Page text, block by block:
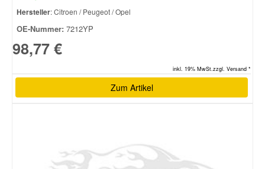
Hersteller: Citroen / Peugeot / Opel
OE-Nummer: 7212YP
98,77 €
inkl. 19% MwSt.zzgl. Versand *
Zum Artikel
Vauxhall Ersatzteile